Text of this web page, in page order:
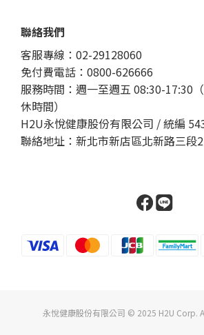
聯絡我們
客服專線：02-29128060
免付費電話：0800-626666
服務時間：週一至週五 08:30-17:30
休時間）
H2U永悅健康股份有限公司 / 統編
聯絡地址：新北市新店區北新路三段
永悅健康股份有限公司 © 2025 H2U Corp.